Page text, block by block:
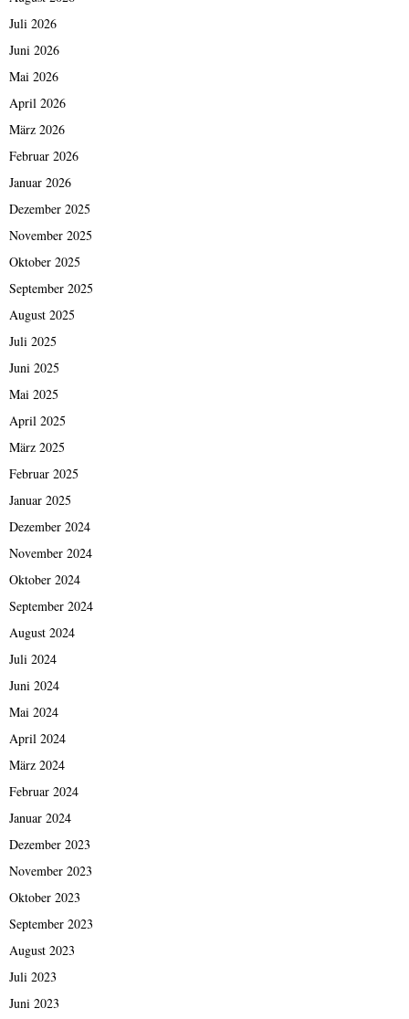
Juli 2026
Juni 2026
Mai 2026
April 2026
März 2026
Februar 2026
Januar 2026
Dezember 2025
November 2025
Oktober 2025
September 2025
August 2025
Juli 2025
Juni 2025
Mai 2025
April 2025
März 2025
Februar 2025
Januar 2025
Dezember 2024
November 2024
Oktober 2024
September 2024
August 2024
Juli 2024
Juni 2024
Mai 2024
April 2024
März 2024
Februar 2024
Januar 2024
Dezember 2023
November 2023
Oktober 2023
September 2023
August 2023
Juli 2023
Juni 2023